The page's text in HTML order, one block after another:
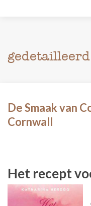
De Smaak van
Cornwall
Het recept